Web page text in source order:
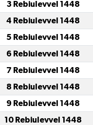
3 Rebiulevvel 1448
4 Rebiulevvel 1448
5 Rebiulevvel 1448
6 Rebiulevvel 1448
7 Rebiulevvel 1448
8 Rebiulevvel 1448
9 Rebiulevvel 1448
10 Rebiulevvel 1448